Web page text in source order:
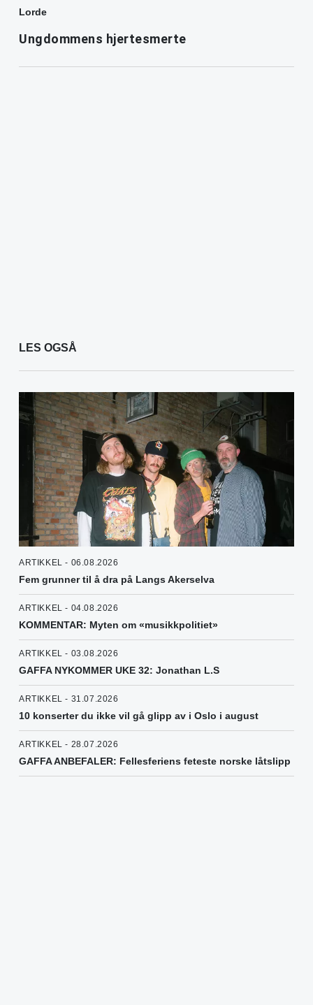
Lorde
Ungdommens hjertesmerte
LES OGSÅ
ARTIKKEL - 06.08.2026
Fem grunner til å dra på Langs Akerselva
ARTIKKEL - 04.08.2026
KOMMENTAR: Myten om «musikkpolitiet»
ARTIKKEL - 03.08.2026
GAFFA NYKOMMER UKE 32: Jonathan L.S
ARTIKKEL - 31.07.2026
10 konserter du ikke vil gå glipp av i Oslo i august
ARTIKKEL - 28.07.2026
GAFFA ANBEFALER: Fellesferiens feteste norske låtslipp